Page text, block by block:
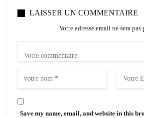
LAISSER UN COMMENTAIRE
Votre adresse email ne sera pas
Save my name, email, and website in this